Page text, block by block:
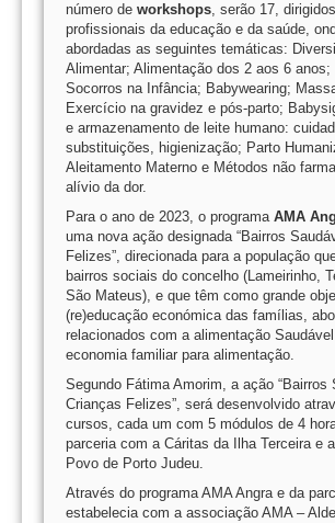
número de workshops, serão 17,
profissionais da educação e da saúde,
abordadas as seguintes temáticas:
Alimentar; Alimentação dos 2 aos 6 anos;
Socorros na Infância; Babywearing;
Exercício na gravidez e pós-parto;
e armazenamento de leite humano:
substituições, higienização; Parto
Aleitamento Materno e Métodos não
alívio da dor.
Para o ano de 2023, o programa AMA
uma nova ação designada “Bairros
Felizes”, direcionada para a população
bairros sociais do concelho (Lameirinho,
São Mateus), e que têm como grande
(re)educação económica das famílias,
relacionados com a alimentação
economia familiar para alimentação.
Segundo Fátima Amorim, a ação “Bairros
Crianças Felizes”, será desenvolvido
cursos, cada um com 5 módulos de 4
parceria com a Cáritas da Ilha Terceira e
Povo de Porto Judeu.
Através do programa AMA Angra e da
estabelecia com a associação AMA –